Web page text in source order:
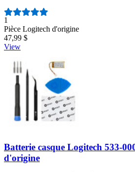
Nombre d'avis :
1
Pièce Logitech d'origine
47,99 $
View
Batterie casque Logitech 533-
d'origine